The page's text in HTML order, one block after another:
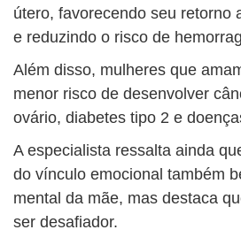
útero, favorecendo seu retorno
e reduzindo o risco de
Além disso, mulheres que
menor risco de desenvolver
ovário, diabetes tipo 2 e
A especialista ressalta ainda
do vínculo emocional também
mental da mãe, mas destaca
ser desafiador.